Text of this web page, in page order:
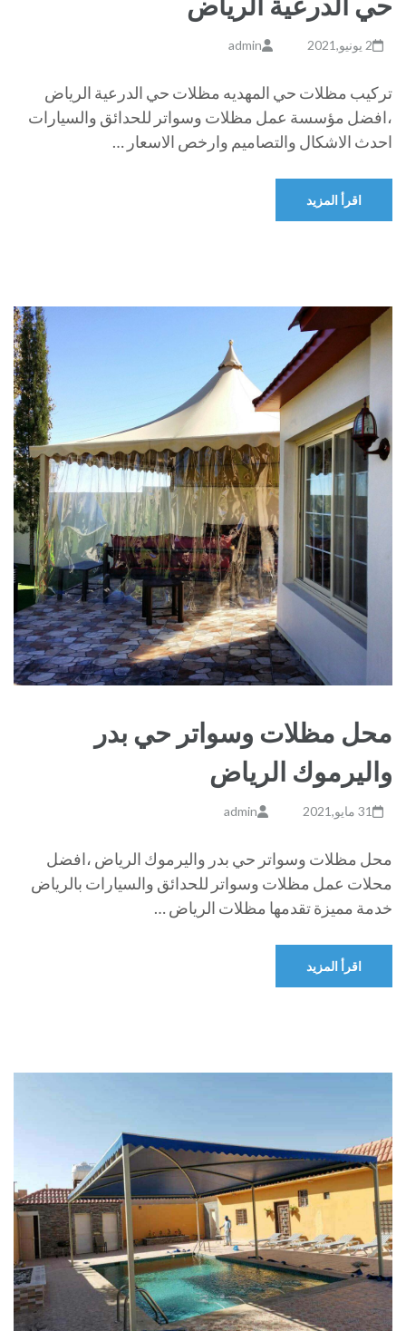
2 يونيو,2021 admin
تركيب مظلات حي المهديه مظلات حي الدرعية الرياض
،افضل مؤسسة عمل مظلات وسواتر للحدائق والسيارات
احدث الاشكال والتصاميم وارخص الاسعار …
اقرأ المزيد
محل مظلات وسواتر حي بدر
واليرموك الرياض
31 مايو,2021 admin
محل مظلات وسواتر حي بدر واليرموك الرياض ،افضل
محلات عمل مظلات وسواتر للحدائق والسيارات بالرياض
خدمة مميزة تقدمها مظلات الرياض …
اقرأ المزيد